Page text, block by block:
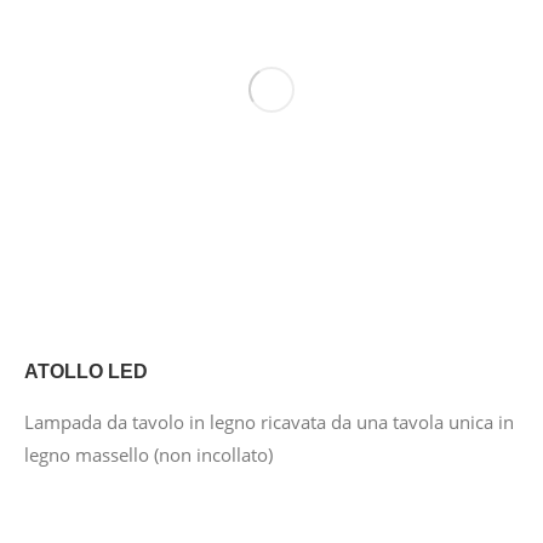
ATOLLO LED
Lampada da tavolo in legno ricavata da una tavola unica in
legno massello (non incollato)